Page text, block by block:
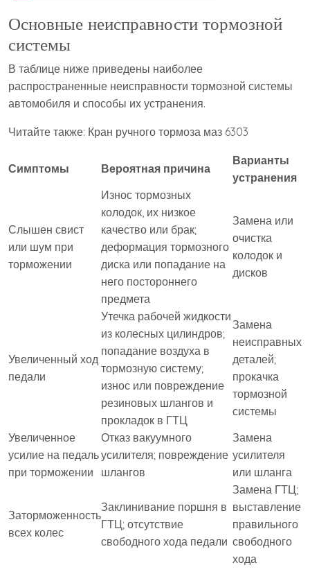
Основные неисправности тормозной
системы
В таблице ниже приведены наиболее
распространенные неисправности тормозной системы
автомобиля и способы их устранения.
Читайте также: Кран ручного тормоза маз 6303
Симптомы Вероятная причина
Варианты
устранения
Слышен свист
или шум при
торможении
Износ тормозных
колодок, их низкое
качество или брак;
деформация тормозного
диска или попадание на
него постороннего
предмета
Замена или
очистка
колодок и
дисков
Увеличенный ход
педали
Утечка рабочей жидкости
из колесных цилиндров;
попадание воздуха в
тормозную систему;
износ или повреждение
резиновых шлангов и
прокладок в ГТЦ
Замена
неисправных
деталей;
прокачка
тормозной
системы
Увеличенное
усилие на педаль
при торможении
Отказ вакуумного
усилителя; повреждение
шлангов
Замена
усилителя
или шланга
Заторможенность
всех колес
Заклинивание поршня в
ГТЦ; отсутствие
свободного хода педали
Замена ГТЦ;
выставление
правильного
свободного
хода